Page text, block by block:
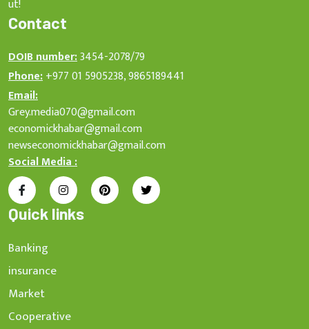
ut!
Contact
DOIB number:3454-2078/79
Phone:+977 01 5905238, 9865189441
Email:
Grey.media070@gmail.com
economickhabar@gmail.com
newseconomickhabar@gmail.com
Social Media :
Quick links
Banking
insurance
Market
Cooperative